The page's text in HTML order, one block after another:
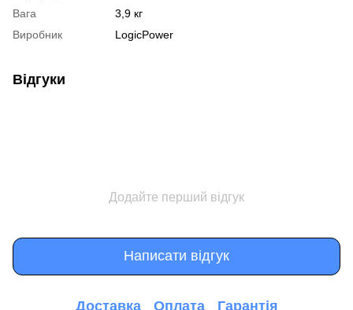
Вага
3,9 кг
Виробник
LogicPower
Відгуки
Додайте перший відгук
Написати відгук
Доставка Оплата Гарантія